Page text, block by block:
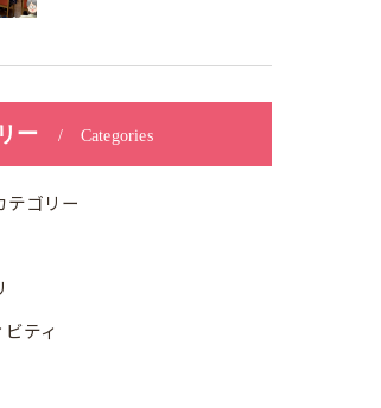
ー Categories
テゴリー
ティ